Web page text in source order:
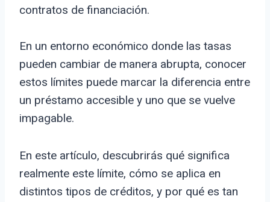
contratos de financiación.
En un entorno económico donde las tasas
pueden cambiar de manera abrupta, conocer
estos límites puede marcar la diferencia entre
un préstamo accesible y uno que se vuelve
impagable.
En este artículo, descubrirás qué significa
realmente este límite, cómo se aplica en
distintos tipos de créditos, y por qué es tan